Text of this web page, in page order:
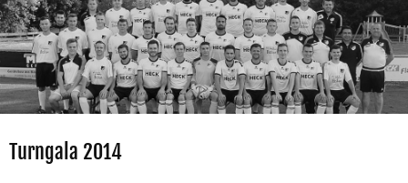
Turngala 2014